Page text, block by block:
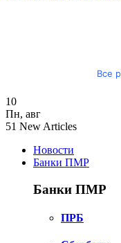
Все
10
Пн, авг
51 New Articles
Новости
Банки ПМР
Банки ПМР
ПРБ